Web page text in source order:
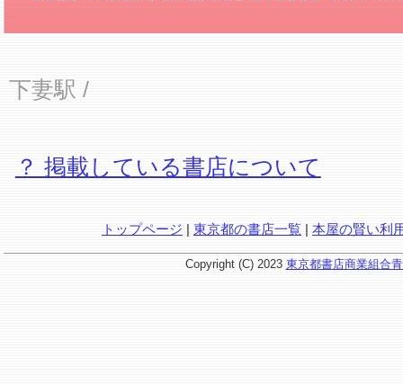
下妻駅 /
？ 掲載している書店について
トップページ | 東京都の書店一覧 | 本屋の賢い利
Copyright (C) 2023 東京都書店商業組合